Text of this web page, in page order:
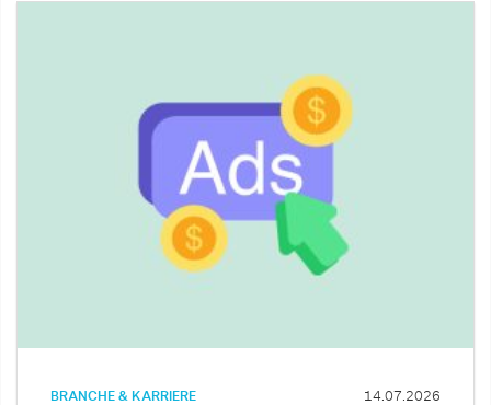
BRANCHE & KARRIERE 14.07.2026